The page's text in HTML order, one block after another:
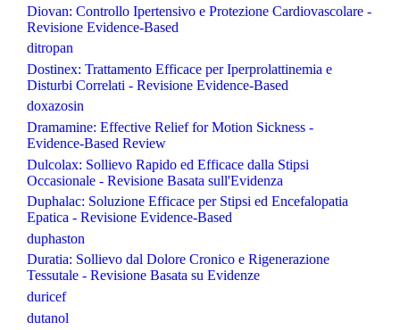
Diovan: Controllo Ipertensivo e Protezione Cardiovascolare -
Revisione Evidence-Based
ditropan
Dostinex: Trattamento Efficace per Iperprolattinemia e
Disturbi Correlati - Revisione Evidence-Based
doxazosin
Dramamine: Effective Relief for Motion Sickness -
Evidence-Based Review
Dulcolax: Sollievo Rapido ed Efficace dalla Stipsi
Occasionale - Revisione Basata sull'Evidenza
Duphalac: Soluzione Efficace per Stipsi ed Encefalopatia
Epatica - Revisione Evidence-Based
duphaston
Duratia: Sollievo dal Dolore Cronico e Rigenerazione
Tessutale - Revisione Basata su Evidenze
duricef
dutanol